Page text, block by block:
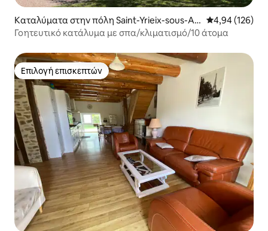
Καταλύματα στην πόλη Saint-Yrieix-sous-Aix
e
Μέση
4,94 (126)
Γοητευτικό κατάλυμα με σπα/κλιματισμό/10 άτομα
Επιλογή επισκεπτών
Επιλογή επισκεπτών